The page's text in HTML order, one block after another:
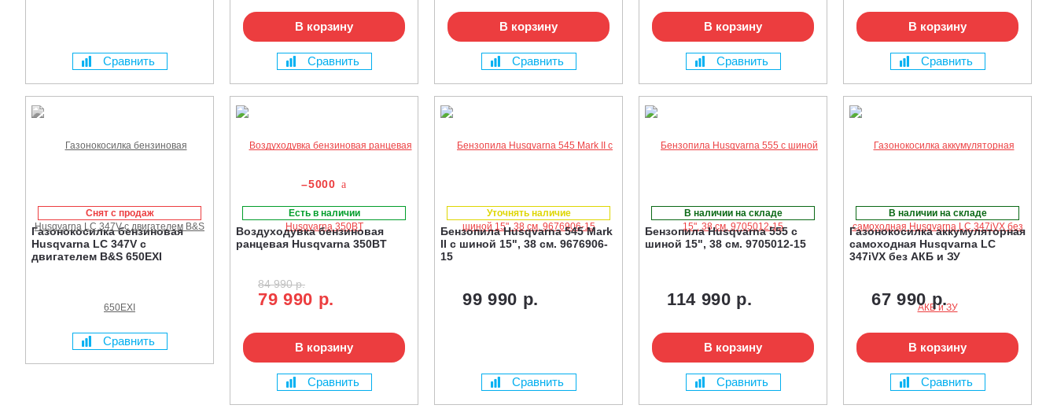
Сравнить
В корзину
Сравнить
В корзину
Сравнить
В корзину
Сравнить
В корзину
Сравнить
Снят с продаж
Газонокосилка бензиновая
Husqvarna LC 347V с
двигателем B&S 650EXI
Сравнить
–5000
Есть в наличии
Воздуходувка бензиновая
ранцевая Husqvarna 350BT
84 990 р.
79 990 р.
В корзину
Сравнить
Уточнять наличие
Бензопила Husqvarna 545 Mark
II с шиной 15", 38 см. 9676906-
15
99 990 р.
Сравнить
В наличии на складе
Бензопила Husqvarna 555 с
шиной 15", 38 см. 9705012-15
114 990 р.
В корзину
Сравнить
В наличии на складе
Газонокосилка аккумуляторная
самоходная Husqvarna LC
347iVX без АКБ и ЗУ
67 990 р.
В корзину
Сравнить